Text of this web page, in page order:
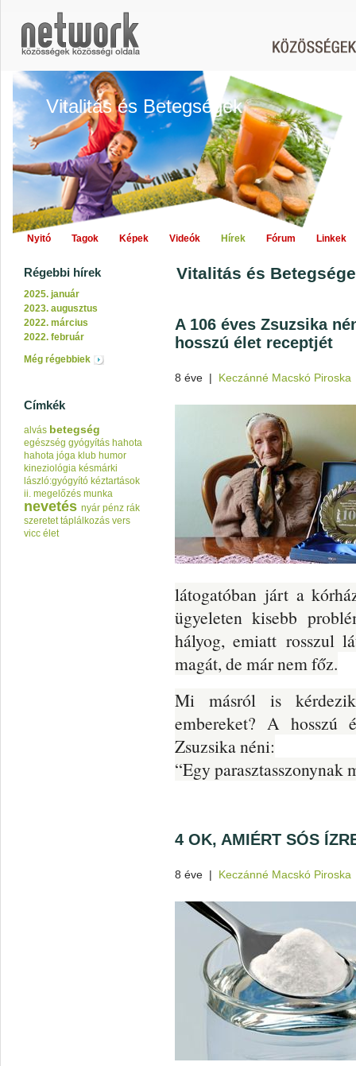
Vitalitás és Betegségek
Nyitó Tagok Képek Videók Hírek Fórum Linkek
Régebbi hírek
2025. január
2023. augusztus
2022. március
2022. február
Még régebbiek
Címkék
alvás betegség
egészség gyógyítás hahota
hahota jóga klub humor
kineziológia késmárki
lászló:gyógyító kéztartások
ii. megelőzés munka
nevetés nyár pénz rák
szeretet táplálkozás vers
vicc élet
Vitalitás és
A 106 éves Zsuzsika
hosszú élet receptjét
8 éve | Keczánné Macskó Piroska
látogatóban járt a
ügyeleten kisebb
hályog, emiatt rosszul
magát, de már nem főz.
Mi másról is
embereket? A
Zsuzsika néni:
“Egy parasztasszonynak
4 OK, AMIÉRT SÓS
8 éve | Keczánné Macskó Piroska